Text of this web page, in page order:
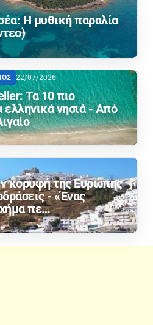
Η μυθική παραλία
22/07/2026
Τα 10 πιο
νησιά - Από
κορυφή της Ευρώπης
- «Ένας
πε…